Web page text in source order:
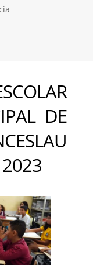
DE
2023